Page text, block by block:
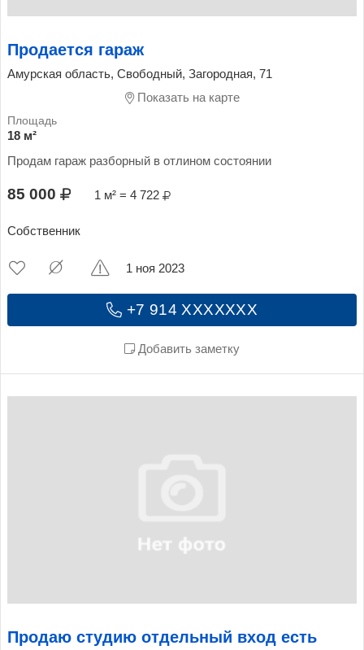
Продается гараж
Амурская область, Свободный, Загородная, 71
Показать на карте
18 м²
Продам гараж разборный в отлином состоянии
85 000 1 м² = 4 722
Собственник
+7 914 XXXXXXX
Добавить заметку
1 ноя 2023
Продаю студию отдельный вход есть